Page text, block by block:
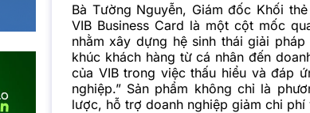
Bà Tường Nguyễn, Giám đốc Khối
VIB Business Card là một cột mốc
nhằm xây dựng hệ sinh thái giải
khúc khách hàng từ cá nhân đến
của VIB trong việc thấu hiểu và đáp
nghiệp.” Sản phẩm không chỉ là
lược, hỗ trợ doanh nghiệp giảm chi